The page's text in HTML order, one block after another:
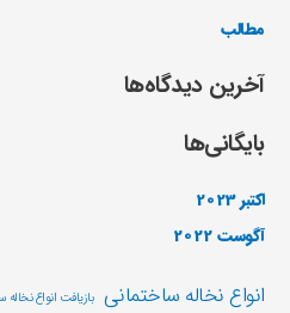
مطالب
آخرین دیدگاه‌ها
بایگانی‌ها
اکتبر 2023
آگوست 2022
انواع نخاله ساختمانی بازیافت انواع نخاله